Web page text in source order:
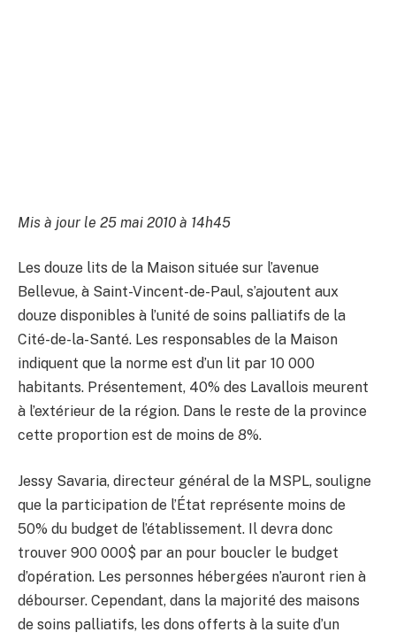
Mis à jour le 25 mai 2010 à 14h45
Les douze lits de la Maison située sur l’avenue
Bellevue, à Saint-Vincent-de-Paul, s’ajoutent aux
douze disponibles à l’unité de soins palliatifs de la
Cité-de-la-Santé. Les responsables de la Maison
indiquent que la norme est d’un lit par 10 000
habitants. Présentement, 40% des Lavallois meurent
à l’extérieur de la région. Dans le reste de la province
cette proportion est de moins de 8%.
Jessy Savaria, directeur général de la MSPL, souligne
que la participation de l’État représente moins de
50% du budget de l’établissement. Il devra donc
trouver 900 000$ par an pour boucler le budget
d’opération. Les personnes hébergées n’auront rien à
débourser. Cependant, dans la majorité des maisons
de soins palliatifs, les dons offerts à la suite d’un